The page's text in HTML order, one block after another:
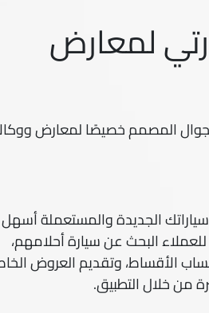
لمعارض
المصمم خصيصًا لمعارض
الجديدة والمستعملة
البحث عن سيارة أحلامهم،
الأقساط، وتقديم العروض
من خلال التطبيق.